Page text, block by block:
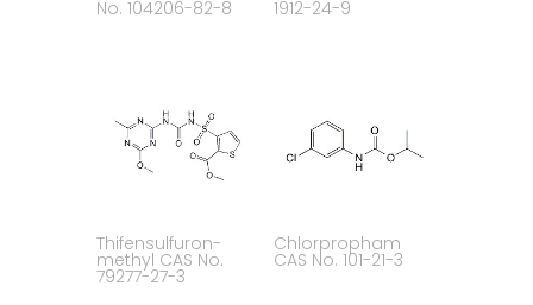
No. 104206-82-8 1912-24-9
Thifensulfuron-
methyl CAS No.
79277-27-3
Chlorpropham
CAS No. 101-21-3